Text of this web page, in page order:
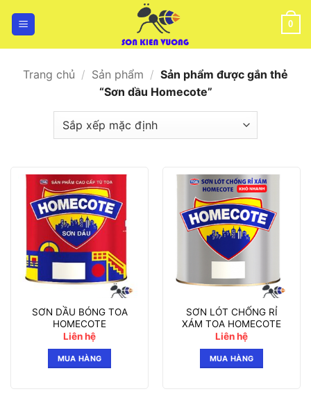
0
Trang chủ / Sản phẩm / Sản phẩm được gắn thẻ
“Sơn dầu Homecote”
SƠN DẦU BÓNG TOA
HOMECOTE
Liên hệ
MUA HÀNG
SƠN LÓT CHỐNG RỈ
XÁM TOA HOMECOTE
Liên hệ
MUA HÀNG